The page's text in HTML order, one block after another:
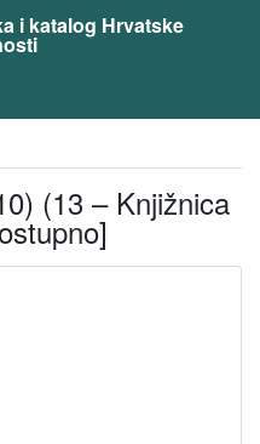
i katalog Hrvatske
(13 – Knjižnica